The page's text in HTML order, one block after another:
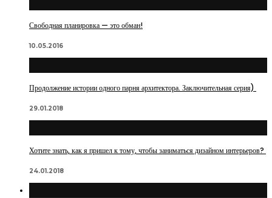
Свободная планировка — это обман!
10.05.2016
Продолжение истории одного парня архитектора. Заключительная серия)
29.01.2018
Хотите знать, как я пришел к тому, чтобы заниматься дизайном интерьеров?
24.01.2018